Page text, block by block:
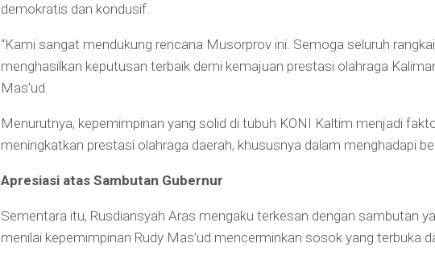
demokratis dan kondusif.
“Kami sangat mendukung rencana Musorprov ini. Semoga seluruh
menghasilkan keputusan terbaik demi kemajuan prestasi olahraga
Mas’ud.
Menurutnya, kepemimpinan yang solid di tubuh KONI Kaltim menjadi
meningkatkan prestasi olahraga daerah, khususnya dalam menghadapi
Apresiasi atas Sambutan Gubernur
Sementara itu, Rusdiansyah Aras mengaku terkesan dengan sambutan
menilai kepemimpinan Rudy Mas’ud mencerminkan sosok yang terbuka